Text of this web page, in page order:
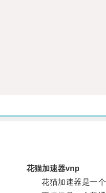
花猫加速器vnp
花猫加速器是一个